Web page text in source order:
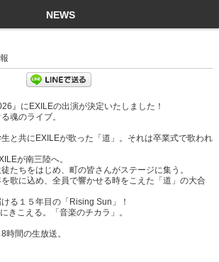
NEWS
』にEXILEの出演が決定いたしました！
魂のライブ。
と共にEXILEが歌った「道」。それは卒業式で歌われ
が南三陸へ。
たちをはじめ、町の皆さんがステージに集う。
歌に込め、全員で響かせる時をこえた「道」の大合
る１５年目の「Rising Sun」！
きこえる。「音楽のチカラ」。
時間の生放送。